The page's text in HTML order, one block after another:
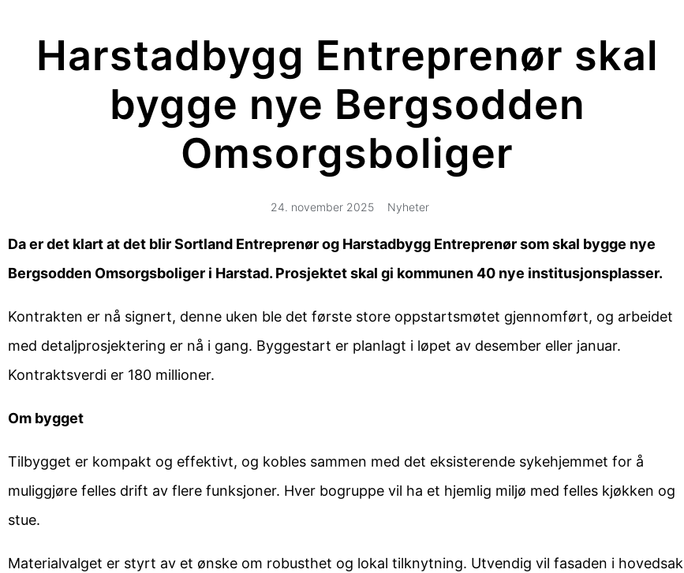
Harstadbygg Entreprenør skal
bygge nye Bergsodden
Omsorgsboliger
24. november 2025 Nyheter
Da er det klart at det blir Sortland Entreprenør og Harstadbygg Entreprenør som skal bygge nye
Bergsodden Omsorgsboliger i Harstad. Prosjektet skal gi kommunen 40 nye institusjonsplasser.
Kontrakten er nå signert, denne uken ble det første store oppstartsmøtet gjennomført, og arbeidet
med detaljprosjektering er nå i gang. Byggestart er planlagt i løpet av desember eller januar.
Kontraktsverdi er 180 millioner.
Om bygget
Tilbygget er kompakt og effektivt, og kobles sammen med det eksisterende sykehjemmet for å
muliggjøre felles drift av flere funksjoner. Hver bogruppe vil ha et hjemlig miljø med felles kjøkken og
stue.
Materialvalget er styrt av et ønske om robusthet og lokal tilknytning. Utvendig vil fasaden i hovedsak